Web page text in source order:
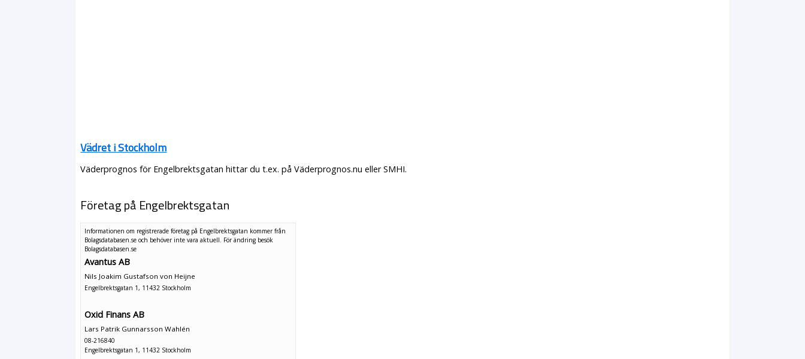
Vädret i Stockholm
Väderprognos för Engelbrektsgatan hittar du t.ex. på Väderprognos.nu eller SMHI.
Företag på Engelbrektsgatan
Informationen om registrerade företag på Engelbrektsgatan kommer från
Bolagsdatabasen.se och behöver inte vara aktuell. För ändring besök
Bolagsdatabasen.se
Avantus AB
Nils Joakim Gustafson von Heijne
Engelbrektsgatan 1, 11432 Stockholm
Oxid Finans AB
Lars Patrik Gunnarsson Wahlén
08-216840
Engelbrektsgatan 1, 11432 Stockholm